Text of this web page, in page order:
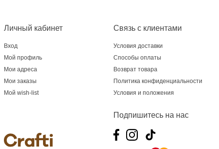
Crafti Sculeni - str. Calea Ieșilor, 3/1
Multistore Telecentru - str. N. Testemițanu
Multistore Soroca - bd. Ștefan cel Mare, 110
Связь с клиентами
Условия доставки
Способы оплаты
Возврат товара
Политика конфиденциальности
Условия и положения
Личный кабинет
Вход
Мой профиль
Мои адреса
Мои заказы
Мой wish-list
Подпишитесь на нас